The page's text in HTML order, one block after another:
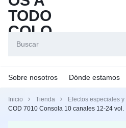
Sobre nosotros Dónde estamos
Inicio Tienda Efectos especiales
COD 7010 Consola 10 canales 12-24 vol.